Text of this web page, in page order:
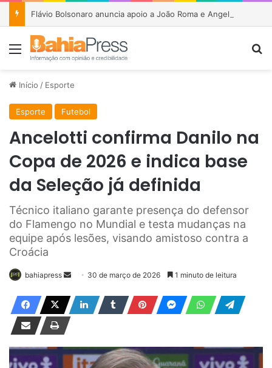
Menu
Início / Esporte
Esporte Futebol
Ancelotti confirma Danilo na
Copa de 2026 e indica base
da Seleção já definida
Técnico italiano garante presença do defensor
do Flamengo no Mundial e testa mudanças na
equipe após lesões, visando amistoso contra a
Croácia
bahiapress
n
u
m
30 de março de 2026 1 minuto de leitura